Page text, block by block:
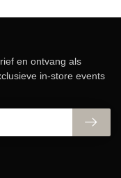
en ontvang als
in-store events